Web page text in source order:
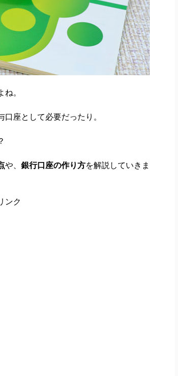
。
座として必要だったり。
や、 銀行口座の作り方を解説していきま
ンク